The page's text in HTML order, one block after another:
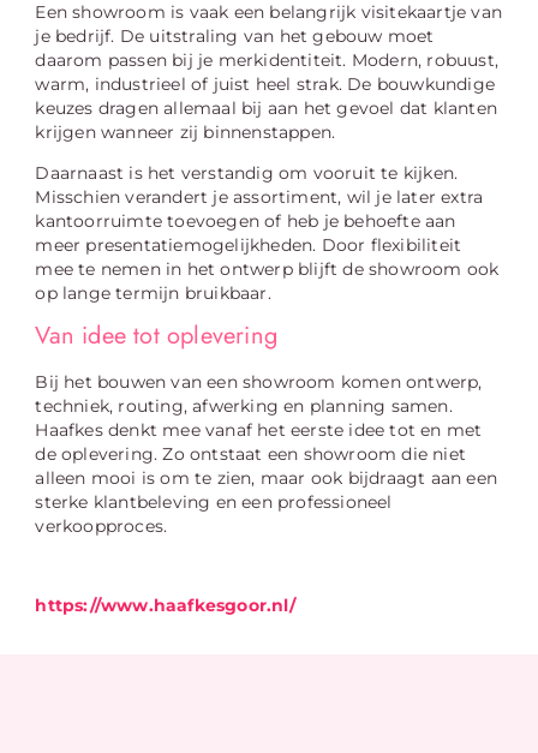
Een showroom is vaak een belangrijk visitekaartje van
je bedrijf. De uitstraling van het gebouw moet
daarom passen bij je merkidentiteit. Modern, robuust,
warm, industrieel of juist heel strak. De bouwkundige
keuzes dragen allemaal bij aan het gevoel dat klanten
krijgen wanneer zij binnenstappen.
Daarnaast is het verstandig om vooruit te kijken.
Misschien verandert je assortiment, wil je later extra
kantoorruimte toevoegen of heb je behoefte aan
meer presentatiemogelijkheden. Door flexibiliteit
mee te nemen in het ontwerp blijft de showroom ook
op lange termijn bruikbaar.
Van idee tot oplevering
Bij het bouwen van een showroom komen ontwerp,
techniek, routing, afwerking en planning samen.
Haafkes denkt mee vanaf het eerste idee tot en met
de oplevering. Zo ontstaat een showroom die niet
alleen mooi is om te zien, maar ook bijdraagt aan een
sterke klantbeleving en een professioneel
verkoopproces.
https://www.haafkesgoor.nl/